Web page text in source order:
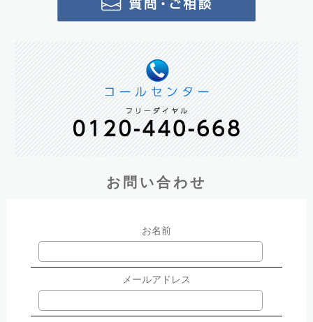
お問い合わせ
お名前
メールアドレス